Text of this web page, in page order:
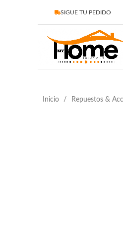
SIGUE TU PEDIDO
Inicio Repuestos &